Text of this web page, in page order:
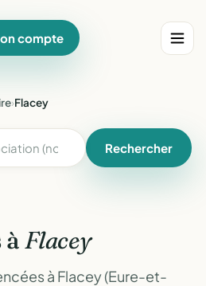
compte
›Flacey
Rechercher
àFlacey
à Flacey (Eure-et-